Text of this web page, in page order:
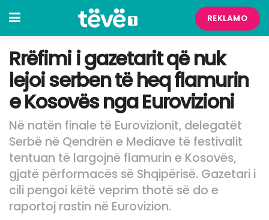
REKLAMO
Rrëfimi i gazetarit që nuk
lejoi serben të heq flamurin
e Kosovës nga Eurovizioni
Në natën finale të Eurovizionit, delegatët
Serbë në Qendrën e Mediave të festivalit
tentuan të largojnë flamurin e Kosovës,
gjatë përformacës së Shqipërisë. Gazetari i
cili pengoi këtë veprim thotë së do e
raportoj rastin në Eurovizion.